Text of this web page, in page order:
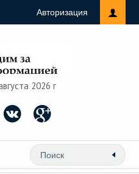
Авторизация
2026 г